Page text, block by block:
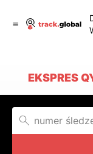
EKSPRES